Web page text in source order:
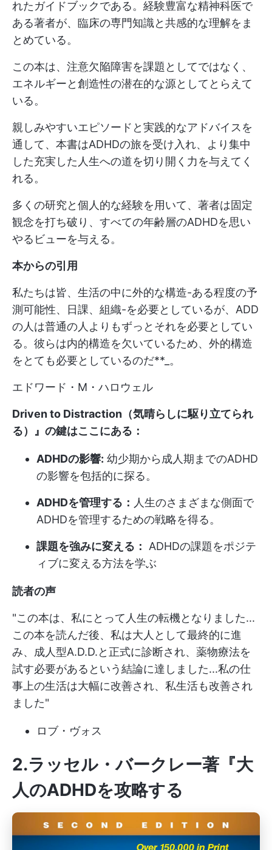
れたガイドブックである。経験豊富な精神科医で
ある著者が、臨床の専門知識と共感的な理解をま
とめている。
この本は、注意欠陥障害を課題としてではなく、
エネルギーと創造性の潜在的な源としてとらえて
いる。
親しみやすいエピソードと実践的なアドバイスを
通して、本書はADHDの旅を受け入れ、より集中
した充実した人生への道を切り開く力を与えてく
れる。
多くの研究と個人的な経験を用いて、著者は固定
観念を打ち破り、すべての年齢層のADHDを思い
やるビューを与える。
本からの引用
私たちは皆、生活の中に外的な構造-ある程度の予
測可能性、日課、組織-を必要としているが、ADD
の人は普通の人よりもずっとそれを必要としてい
る。彼らは内的構造を欠いているため、外的構造
をとても必要としているのだ**_。
エドワード・M・ハロウェル
Driven to Distraction（気晴らしに駆り立てられ
る）』の鍵はここにある：
ADHDの影響: 幼少期から成人期までのADHD
の影響を包括的に探る。
ADHDを管理する： 人生のさまざまな側面で
ADHDを管理するための戦略を得る。
課題を強みに変える：
ADHDの課題をポジテ
ィブに変える方法を学ぶ
読者の声
"この本は、私にとって人生の転機となりました...
この本を読んだ後、私は大人として最終的に進
み、成人型A.D.D.と正式に診断され、薬物療法を
試す必要があるという結論に達しました...私の仕
事上の生活は大幅に改善され、私生活も改善され
ました"
ロブ・ヴォス
2.ラッセル・バークレー著『大
人のADHDを攻略する